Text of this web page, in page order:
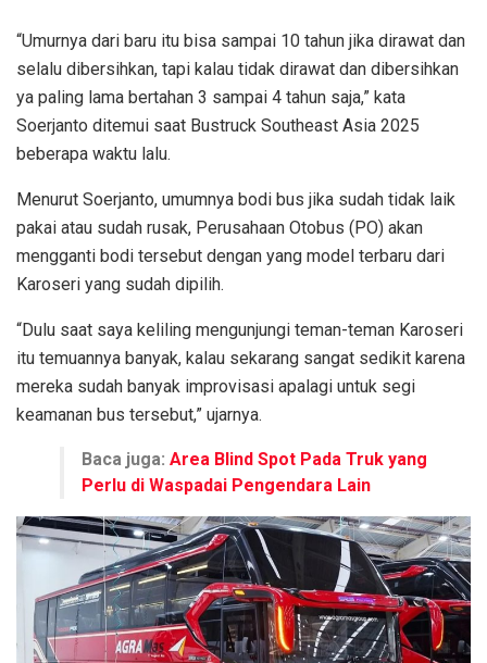
“Umurnya dari baru itu bisa sampai 10 tahun jika dirawat dan
selalu dibersihkan, tapi kalau tidak dirawat dan dibersihkan
ya paling lama bertahan 3 sampai 4 tahun saja,” kata
Soerjanto ditemui saat Bustruck Southeast Asia 2025
beberapa waktu lalu.
Menurut Soerjanto, umumnya bodi bus jika sudah tidak laik
pakai atau sudah rusak, Perusahaan Otobus (PO) akan
mengganti bodi tersebut dengan yang model terbaru dari
Karoseri yang sudah dipilih.
“Dulu saat saya keliling mengunjungi teman-teman Karoseri
itu temuannya banyak, kalau sekarang sangat sedikit karena
mereka sudah banyak improvisasi apalagi untuk segi
keamanan bus tersebut,” ujarnya.
Baca juga: Area Blind Spot Pada Truk yang
Perlu di Waspadai Pengendara Lain